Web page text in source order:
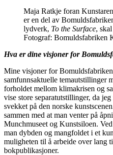
Maja Ratkje foran
er en del av
lydverk, To the Surface,
Fotograf: Bomuldsfabriken
Hva er dine visjoner for
Mine visjoner for
samfunnsaktuelle temautstillinger
forholdet mellom klimakrisen og
vise store separatutstillinger, da
svekket på den norske
sammen med at man venter på
Munchmuseet og Kunstsiloen.
man dybden og mangfoldet i et
muligheten til å arbeide over lang
bokpublikasjoner.